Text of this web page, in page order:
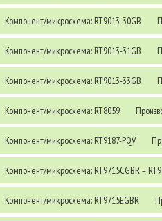
Компонент/микросхема: RT9013-30GB
Компонент/микросхема: RT9013-31GB
Компонент/микросхема: RT9013-33GB
Компонент/микросхема: RT8059
Компонент/микросхема: RT9187-PQV
Компонент/микросхема: RT9715CGBR =
Компонент/микросхема: RT9715EGBR